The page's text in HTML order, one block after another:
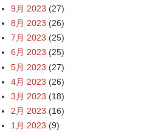
9月 2023 (27)
8月 2023 (26)
7月 2023 (25)
6月 2023 (25)
5月 2023 (27)
4月 2023 (26)
3月 2023 (18)
2月 2023 (16)
1月 2023 (9)